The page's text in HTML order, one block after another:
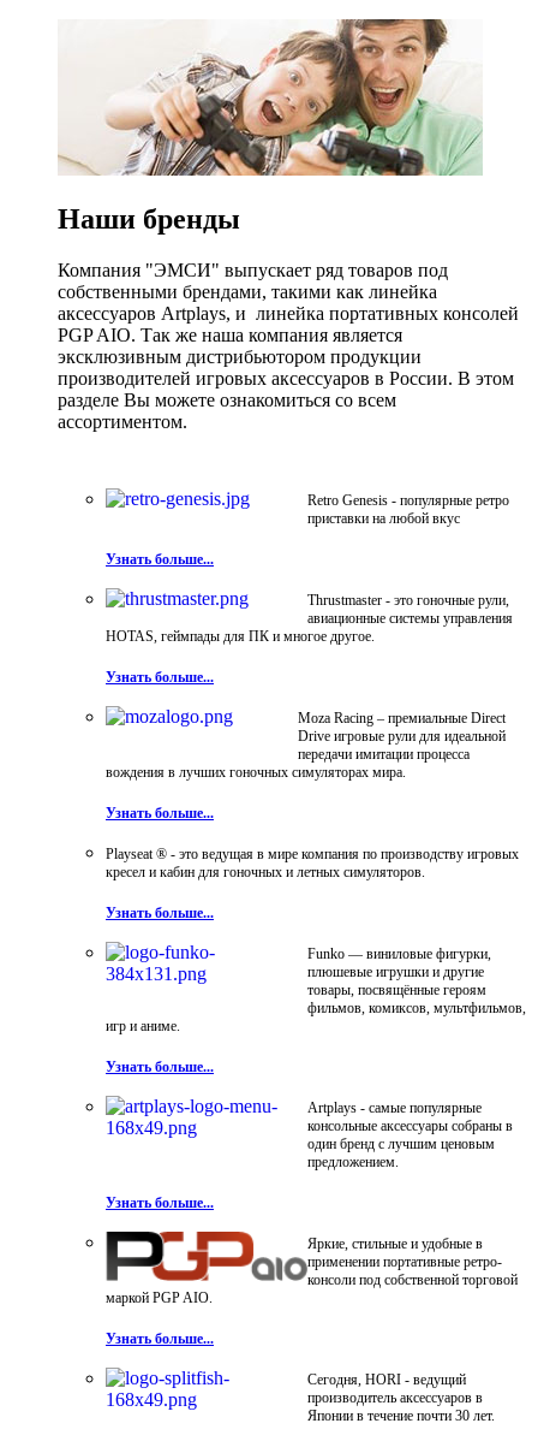
Наши бренды
Компания "ЭМСИ" выпускает ряд товаров под
собственными брендами, такими как линейка
аксессуаров Artplays, и линейка портативных консолей
PGP AIO. Так же наша компания является
эксклюзивным дистрибьютором продукции
производителей игровых аксессуаров в России. В этом
разделе Вы можете ознакомиться со всем
ассортиментом.
Retro Genesis - популярные ретро
приставки на любой вкус
Узнать больше...
Thrustmaster - это гоночные рули,
авиационные системы управления
HOTAS, геймпады для ПК и многое другое.
Узнать больше...
Moza Racing – премиальные Direct
Drive игровые рули для идеальной
передачи имитации процесса
вождения в лучших гоночных симуляторах мира.
Узнать больше...
Playseat ® - это ведущая в мире компания по производству игровых
кресел и кабин для гоночных и летных симуляторов.
Узнать больше...
Funko — виниловые фигурки,
плюшевые игрушки и другие
товары, посвящённые героям
фильмов, комиксов, мультфильмов,
игр и аниме.
Узнать больше...
Artplays - самые популярные
консольные аксессуары собраны в
один бренд с лучшим ценовым
предложением.
Узнать больше...
Яркие, стильные и удобные в
применении портативные ретро-
консоли под собственной торговой
маркой PGP AIO.
Узнать больше...
Сегодня, HORI - ведущий
производитель аксессуаров в
Японии в течение почти 30 лет.